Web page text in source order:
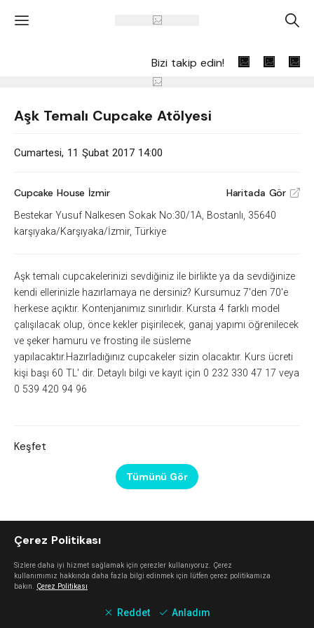
' A
Bizi takip edin!
Aşk Temalı Cupcake Atölyesi
Cumartesi, 11 Şubat 2017 14:00
Cupcake House İzmir Haritada Gör V
Bestekar Yusuf Nalkesen Sokak No:30/1A, Bostanlı, 35640
karşıyaka/Karşıyaka/İzmir, Türkiye
Aşk temalı cupcakelerinizi sevdiğiniz ile birlikte ya da sevdiğinize
kendi ellerinizle hazırlamaya ne dersiniz? Kursumuz 7'den 70'e
herkese açıktır. Kontenjanımız sınırlıdır. Kursta 4 farklı model
çalışılacak olup, önce kekler pişirilecek, ganaj yapımı öğrenilecek
ve şeker hamuru ve frosting ile süsleme
yapılacaktır.Hazırladığınız cupcakeler sizin olacaktır. Kurs ücreti
kişi başı 60 TL' dir. Detaylı bilgi ve kayıt için 0 232 330 47 17 veya
0 539 420 94 96
Keşfet
Tümünü Gör
Çerez Politikası
Sizlere daha iyi hizmet sağlamak için çerezler kullanıyoruz. Çerez
kullanımımız hakkında daha fazla bilgi edinmek için lütfen çerez politikamıza
bakın. Çerez Politikası
Reddet Anladım